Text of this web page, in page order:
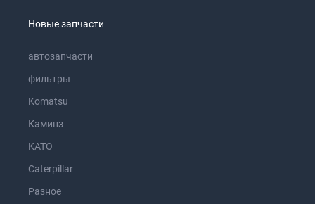
Новые запчасти
автозапчасти
фильтры
Komatsu
Каминз
KATO
Caterpillar
Разное